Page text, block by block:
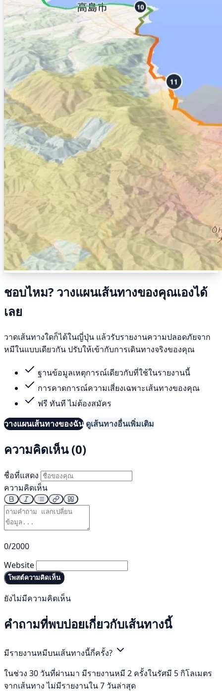
ชอบไหม? วางแผนเส้นทางของคุณเองได้
เลย
วาดเส้นทางใดก็ได้ในญี่ปุ่น แล้วรับรายงานความปลอดภัยจาก
หมีในแบบเดียวกัน ปรับให้เข้ากับการเดินทางจริงของคุณ
ฐานข้อมูลเหตุการณ์เดียวกับที่ใช้ในรายงานนี้
การคาดการณ์ความเสี่ยงเฉพาะเส้นทางของคุณ
ฟรี ทันที ไม่ต้องสมัคร
วางแผนเส้นทางของฉัน ดูเส้นทางอื่นเพิ่มเติม
ความคิดเห็น (0)
ชื่อที่แสดง
ความคิดเห็น
0/2000
Website
โพสต์ความคิดเห็น
ยังไม่มีความคิดเห็น
คำถามที่พบบ่อยเกี่ยวกับเส้นทางนี้
มีรายงานหมีบนเส้นทางนี้กี่ครั้ง?
ในช่วง 30 วันที่ผ่านมา มีรายงานหมี 2 ครั้งในรัศมี 5 กิโลเมตร
จากเส้นทาง ไม่มีรายงานใน 7 วันล่าสุด